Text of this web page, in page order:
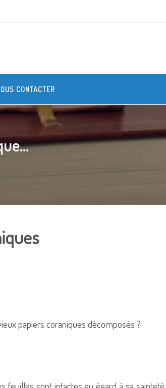
CONTACTER
papiers coraniques décomposés ?